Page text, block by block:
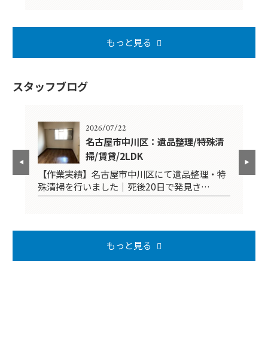
もっと見る
スタッフブログ
2026/07/22
名古屋市中川区：遺品整理/特殊清
掃/賃貸/2LDK
【作業実績】名古屋市中川区にて遺品整理・特
殊清掃を行いました｜死後20日で発見さ…
もっと見る